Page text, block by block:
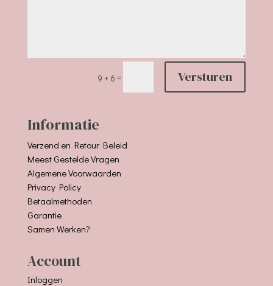
9 + 6 = Versturen
Informatie
Verzend en Retour Beleid
Meest Gestelde Vragen
Algemene Voorwaarden
Privacy Policy
Betaalmethoden
Garantie
Samen Werken?
Account
Inloggen